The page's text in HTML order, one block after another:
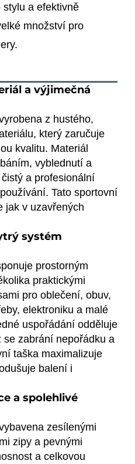
a efektivně
množství pro
a výjimečná
z hustého,
který zaručuje
kvalitu. Materiál
vyblednutí a
a profesionální
Tato sportovní
jak v uzavřených
systém
prostorným
praktickými
pro oblečení, obuv,
elektroniku a malé
uspořádání odděluje
se zabrání nepořádku a
taška maximalizuje
balení i
a spolehlivé
zesílenými
zipy a pevnými
a celkovou